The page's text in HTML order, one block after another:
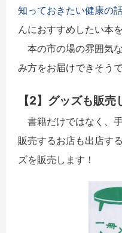
知っておきたい健康の話
んにおすすめしたい本
本の市の場の雰囲気
み方をお届けできそうで
【2】グッズも販売
書籍だけではなく、
販売するお店も出店す
ズを販売します！